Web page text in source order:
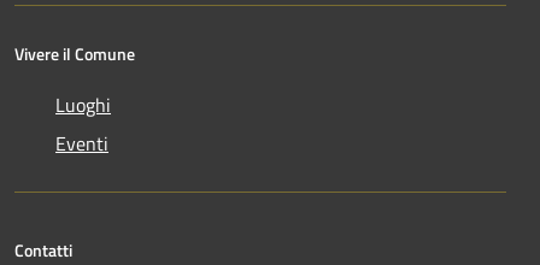
Vivere il Comune
Luoghi
Eventi
Contatti